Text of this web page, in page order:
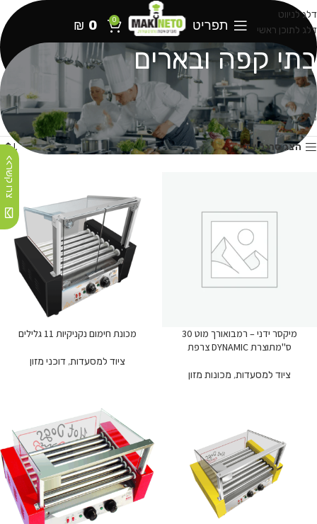
דלג לניווט
דלג לתוכן ראשי
תפריט 0
₪ 0
בתי קפה ובארים
עמוד הבית מוצרים המתויגים “בתי קפה ובארים”
עמוד 2
מציג 13–24 מתוך 47 תוצאות
הצג סרגל צד
מיקסר ידני – רמבואורך מוט 30
ס"מתוצרת DYNAMIC צרפת
ציוד למסעדות, מכונות מזון
מכונת חימום נקניקיות 11 גלילים
ציוד למסעדות, דוכני מזון
צרו קשר>>